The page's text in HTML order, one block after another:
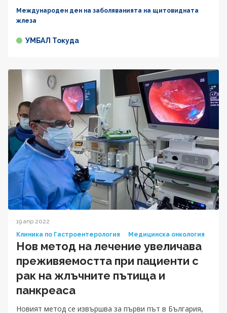
Международен ден на заболяванията на щитовидната
жлеза
УМБАЛ Токуда
19 апр 2022
Клиника по Гастроентерология
Медицинска онкология
Нов метод на лечение увеличава
преживяемостта при пациенти с
рак на жлъчните пътища и
панкреаса
Новият метод се извършва за първи път в България,